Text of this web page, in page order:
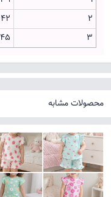
2
42
3
45
محصولات مشابه